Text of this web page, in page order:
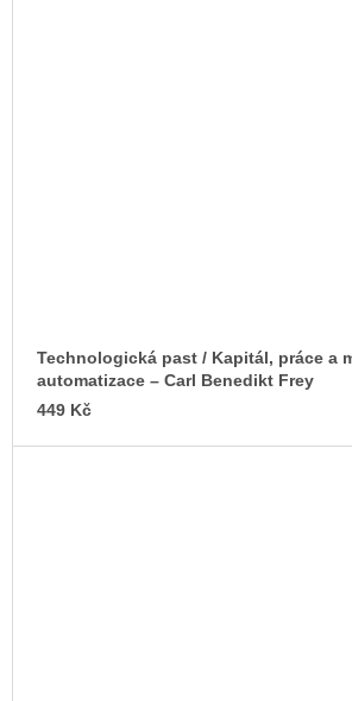
Technologická past / Kapitál, práce a
automatizace – Carl Benedikt Frey
449 Kč